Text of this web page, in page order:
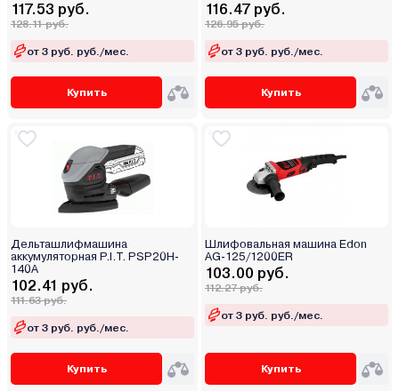
117.53 руб.
128.11 руб.
от 3 руб. руб./мес.
Купить
116.47 руб.
126.95 руб.
от 3 руб. руб./мес.
Купить
Дельташлифмашина
аккумуляторная P.I.T. PSP20H-
140A
102.41 руб.
111.63 руб.
от 3 руб. руб./мес.
Купить
Шлифовальная машина Edon
AG-125/1200ER
103.00 руб.
112.27 руб.
от 3 руб. руб./мес.
Купить